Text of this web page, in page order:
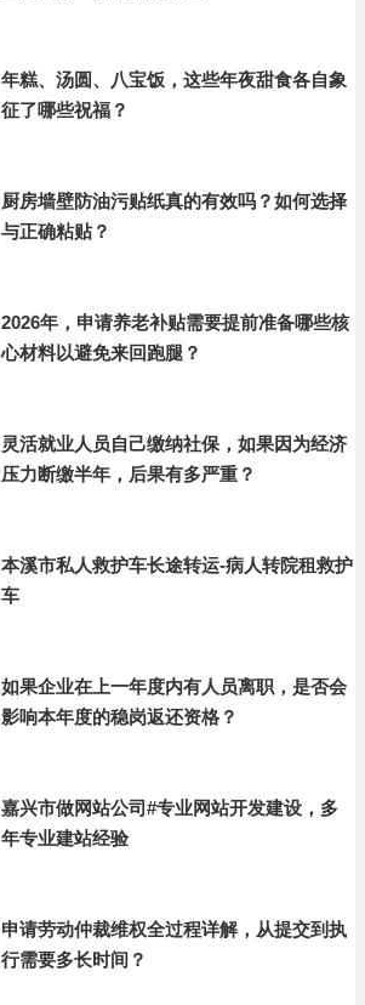
年糕、汤圆、八宝饭，这些年夜甜食各自象
征了哪些祝福？
厨房墙壁防油污贴纸真的有效吗？如何选择
与正确粘贴？
2026年，申请养老补贴需要提前准备哪些核
心材料以避免来回跑腿？
灵活就业人员自己缴纳社保，如果因为经济
压力断缴半年，后果有多严重？
本溪市私人救护车长途转运-病人转院租救护
车
如果企业在上一年度内有人员离职，是否会
影响本年度的稳岗返还资格？
嘉兴市做网站公司#专业网站开发建设，多
年专业建站经验
申请劳动仲裁维权全过程详解，从提交到执
行需要多长时间？